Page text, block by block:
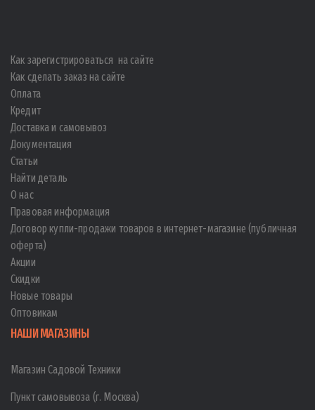
Как зарегистрироваться на сайте
Как сделать заказ на сайте
Оплата
Кредит
Доставка и самовывоз
Документация
Статьи
Найти деталь
О нас
Правовая информация
Договор купли-продажи товаров в интернет-магазине (публичная
оферта)
Акции
Скидки
Новые товары
Оптовикам
НАШИ МАГАЗИНЫ
Магазин Садовой Техники
Пункт самовывоза (г. Москва)